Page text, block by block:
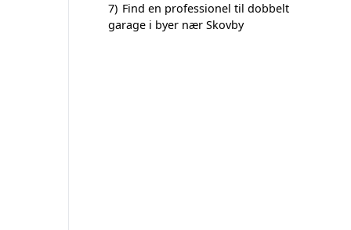
7) Find en professionel til dobbelt
garage i byer nær Skovby